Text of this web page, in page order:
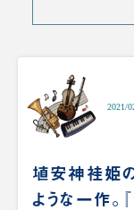
2021/
埴安神袿姫
ような一作